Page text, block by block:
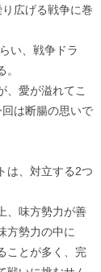
広げる戦争に巻
い、戦争ドラ
、愛が溢れてこ
は断腸の思いで
は、対立する2つ
、味方勢力が善
方勢力の中に
ことが多く、完